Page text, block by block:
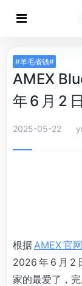
#羊毛省钱#
AMEX
年 6 月 2
2025-05-22
根据AMEX 官
2026 年 6 月 2
家的最爱了，